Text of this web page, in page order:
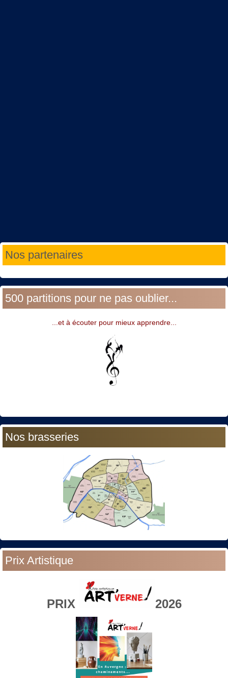
Nos partenaires
500 partitions pour ne pas oublier...
...et à écouter pour mieux apprendre...
Nos brasseries
Prix Artistique
PRIX 2026
Année
précédente
Mois
précédent
Année
suivante
Mois
suivant